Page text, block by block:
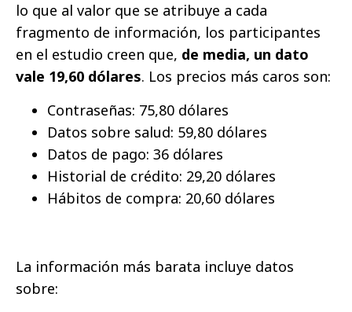
lo que al valor que se atribuye a cada
fragmento de información, los participantes
en el estudio creen que, de media, un dato
vale 19,60 dólares. Los precios más caros son:
Contraseñas: 75,80 dólares
Datos sobre salud: 59,80 dólares
Datos de pago: 36 dólares
Historial de crédito: 29,20 dólares
Hábitos de compra: 20,60 dólares
La información más barata incluye datos
sobre: